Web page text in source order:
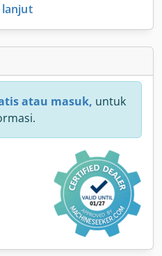
atau masuk, untuk